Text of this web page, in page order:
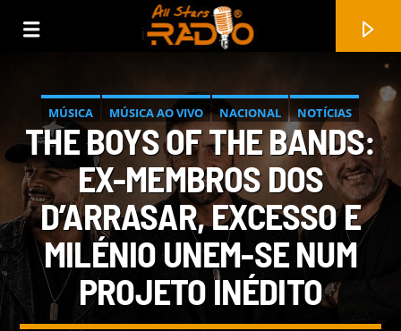
MÚSICA MÚSICA AO VIVO NACIONAL
NOTÍCIAS
PROGRAMA SENTIDO DA MUSICA
PROMOÇÃO DE ARTISTA
THE BOYS OF THE BANDS:
EX-MEMBROS DOS
D’ARRASAR, EXCESSO E
MILÉNIO UNEM-SE NUM
PROJETO INÉDITO